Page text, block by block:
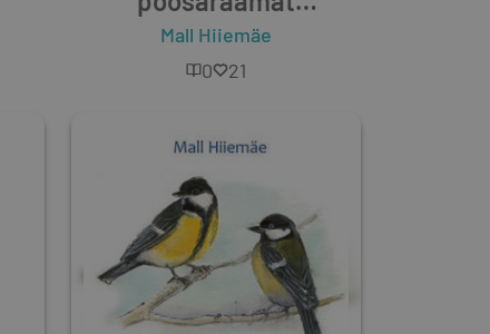
rahvapärimusest
Mall Hiiemäe
0
21